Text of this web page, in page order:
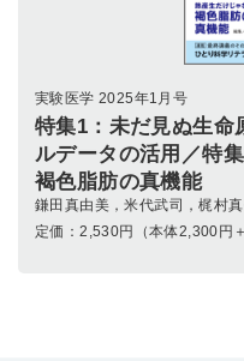
実験医学 2025年1月号
特集1：未だ見ぬ生
ルデータの活用／特
褐色脂肪の真機能
鎌田真由美，米代武司，梶村
定価：2,530円（本体2,300円